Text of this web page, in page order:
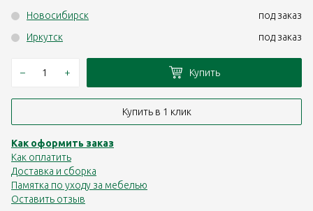
Новосибирск
под заказ
Иркутск
под заказ
– + Купить
Купить в 1 клик
Как оформить заказ
Как оплатить
Доставка и сборка
Памятка по уходу за мебелью
Оставить отзыв